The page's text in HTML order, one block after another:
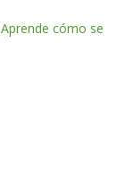
Aprende cómo se